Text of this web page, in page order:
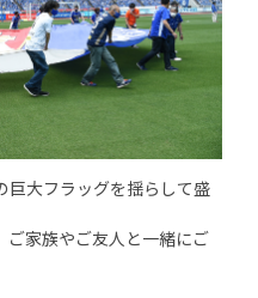
巨大フラッグを揺らして盛
ご家族やご友人と一緒にご